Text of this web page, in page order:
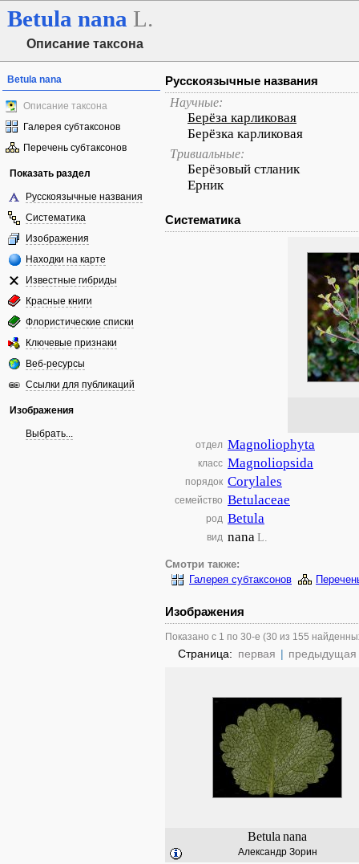
Betula nana L.
Описание таксона
Betula nana
Описание таксона
Галерея субтаксонов
Перечень субтаксонов
Показать раздел
Русскоязычные названия
Систематика
Изображения
Находки на карте
Известные гибриды
Красные книги
Флористические списки
Ключевые признаки
Веб-ресурсы
Ссылки для публикаций
Изображения
Выбрать...
Русскоязычные названия
Научные:
Берёза карликовая
Берёзка карликовая
Тривиальные:
Берёзовый стланик
Ерник
Систематика
отдел Magnoliophyta
класс Magnoliopsida
порядок Corylales
семейство Betulaceae
род Betula
вид nanaL.
Смотри также:
Галерея субтаксонов
Изображения
Показано с 1 по 30-е (30 из 155
Страница: первая | предыдущая
Betula nana
Александр Зорин